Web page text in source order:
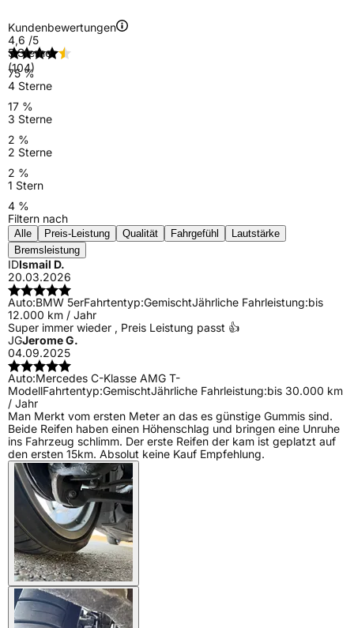
Kundenbewertungen
4,6 /5
(104)
5 Sterne
75 %
4 Sterne
17 %
3 Sterne
2 %
2 Sterne
2 %
1 Stern
4 %
Filtern nach
Alle Preis-Leistung Qualität Fahrgefühl
Lautstärke
Bremsleistung
IDIsmail D.
20.03.2026
Auto:BMW 5erFahrtentyp:GemischtJährliche Fahrleistung:bis
12.000 km / Jahr
Super immer wieder , Preis Leistung passt 👍
JGJerome G.
04.09.2025
Auto:Mercedes C-Klasse AMG T-
ModellFahrtentyp:GemischtJährliche Fahrleistung:bis 30.000 km
/ Jahr
Man Merkt vom ersten Meter an das es günstige Gummis sind.
Beide Reifen haben einen Höhenschlag und bringen eine Unruhe
ins Fahrzeug schlimm. Der erste Reifen der kam ist geplatzt auf
den ersten 15km. Absolut keine Kauf Empfehlung.